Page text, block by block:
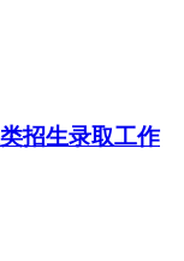
招生录取工作